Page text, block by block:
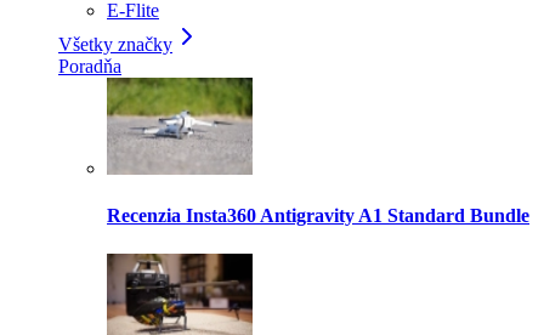
E-Flite
Všetky značky
Poradňa
Recenzia Insta360 Antigravity A1 Standard Bundle